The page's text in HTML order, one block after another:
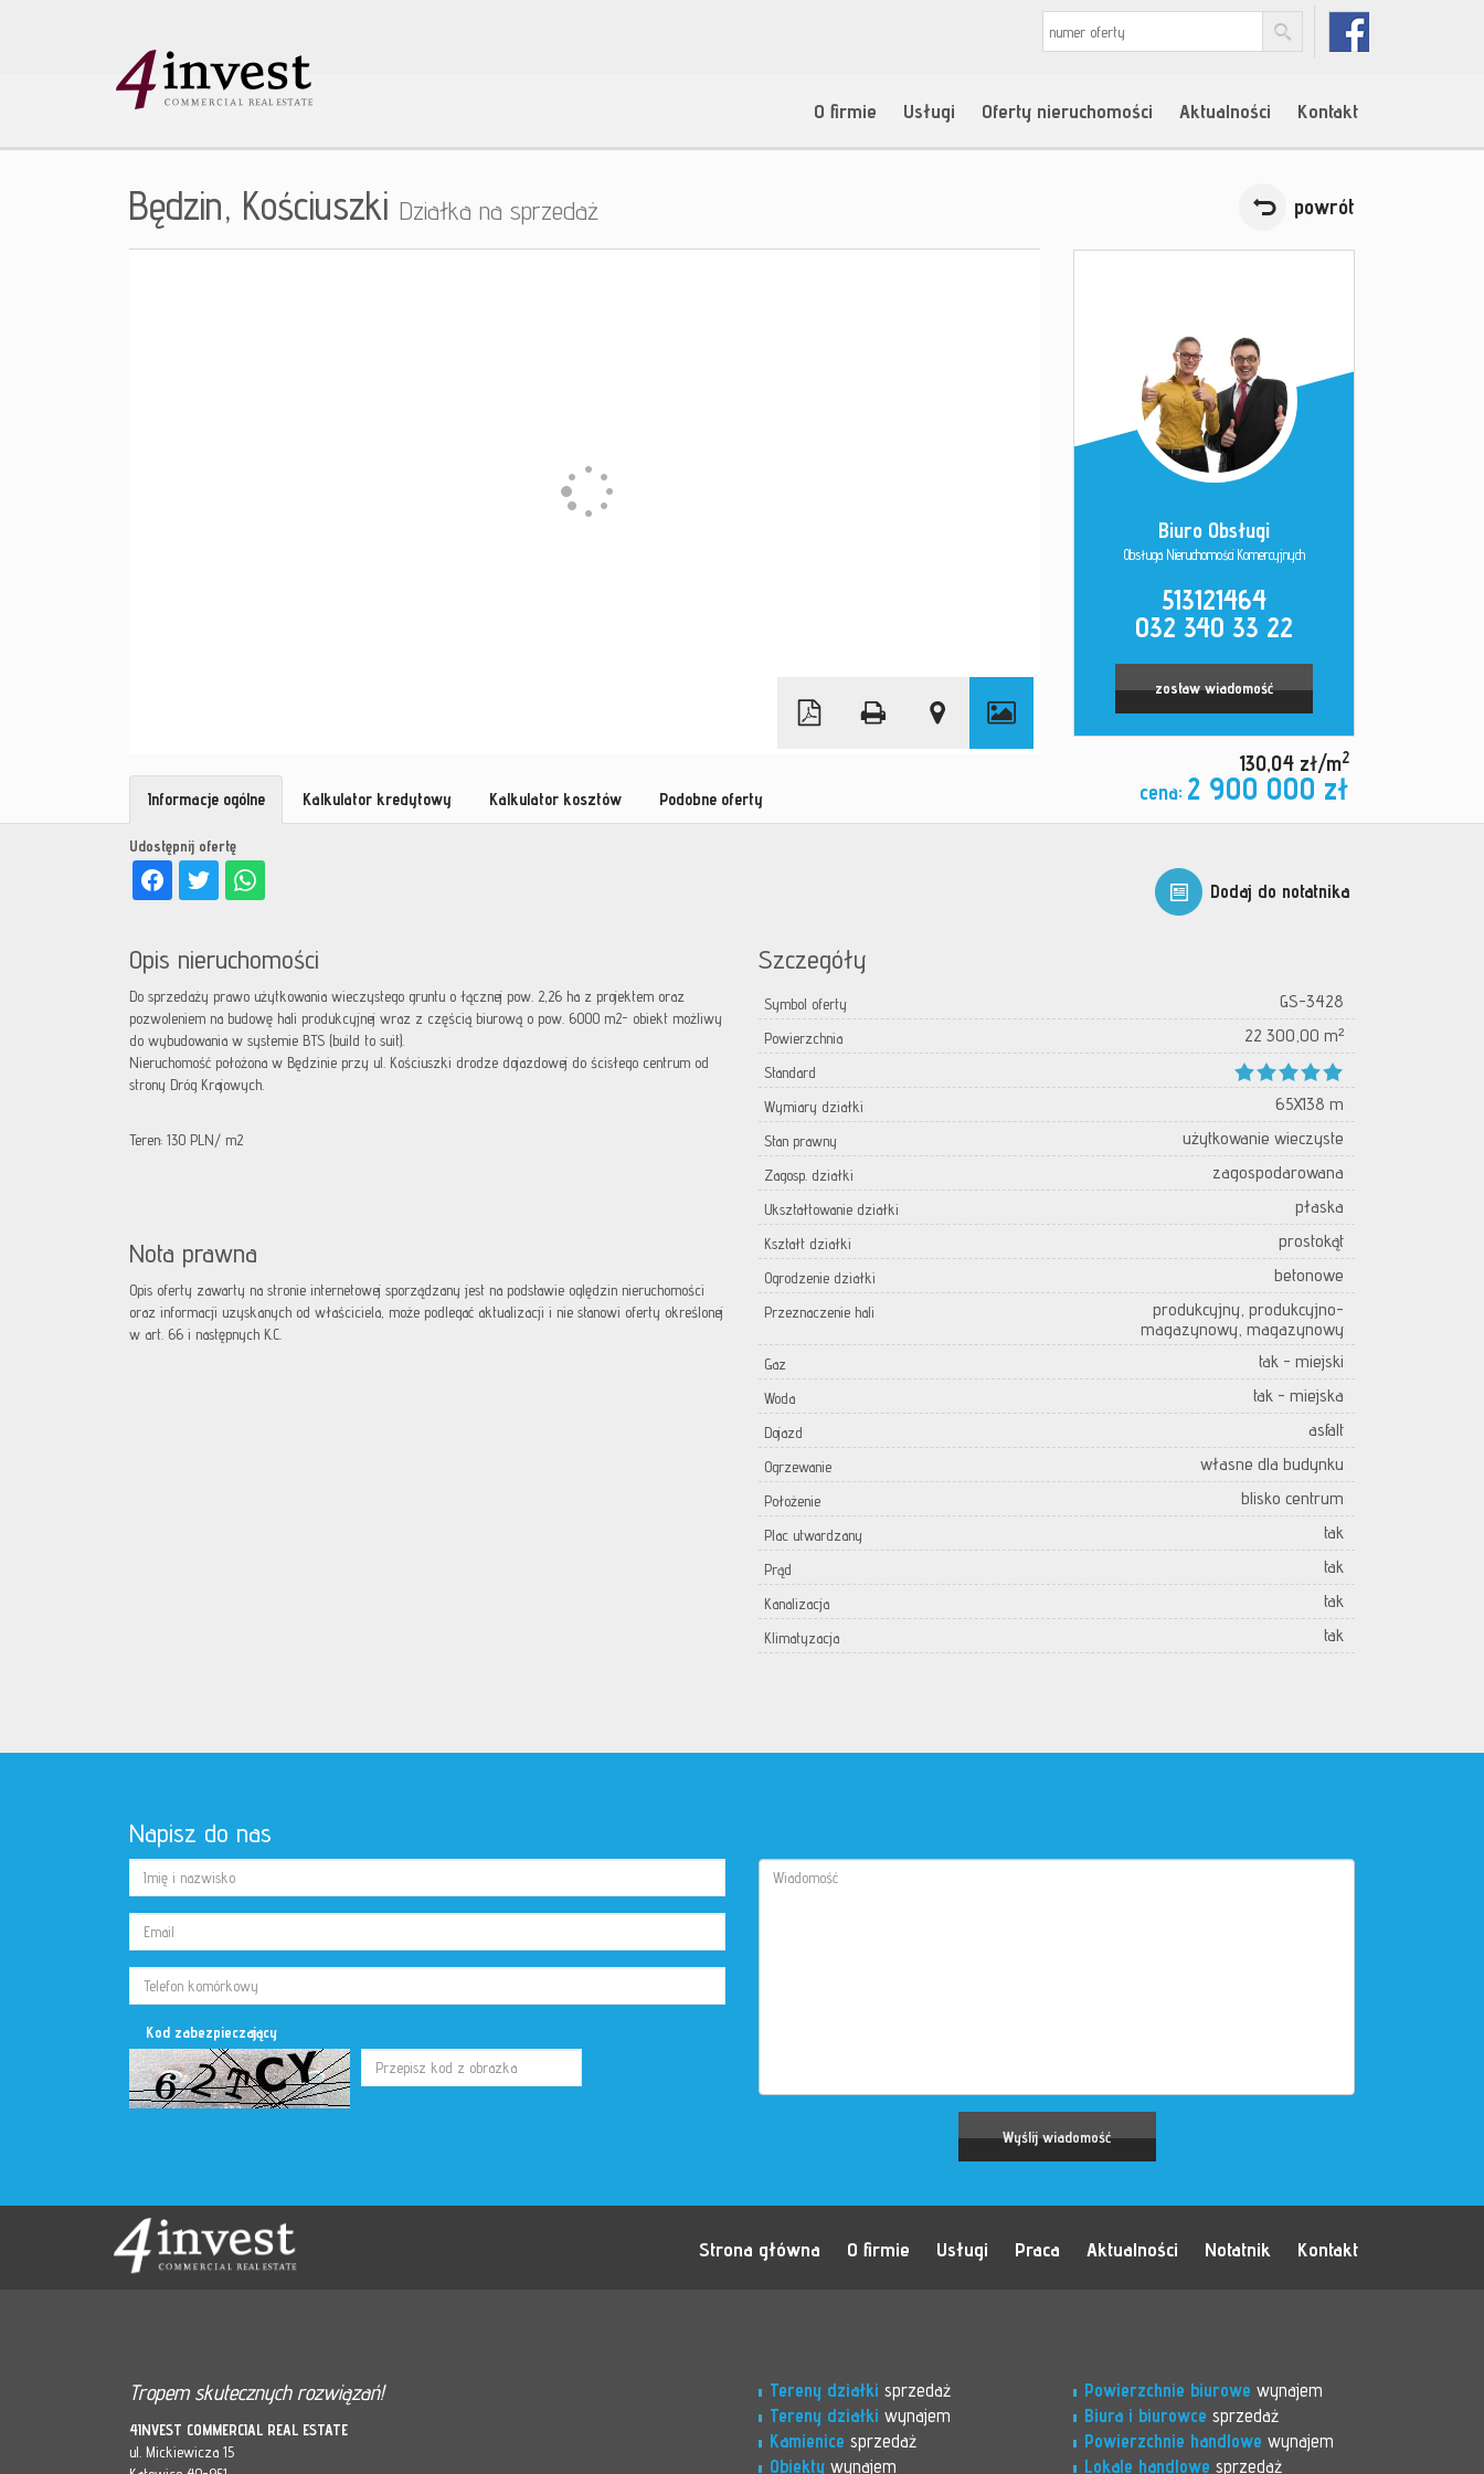
O firmie Usługi Oferty nieruchomości Aktualności Kontakt
Będzin, Kościuszki Działka na sprzedaż powrót
©OpenStreetMap contributors
Biuro Obsługi
Obsługa Nieruchomości Komercyjnych
513121464
032 340 33 22
zostaw wiadomość
130,04 zł/m2
cena: 2 900 000 zł
Dodaj do notatnika
Udostępnij ofertę
Informacje ogólne Kalkulator kredytowy Kalkulator kosztów Podobne oferty
Opis nieruchomości
Do sprzedaży prawo użytkowania wieczystego gruntu o łącznej pow. 2,26 ha z projektem oraz
pozwoleniem na budowę hali produkcyjnej wraz z częścią biurową o pow. 6000 m2- obiekt możliwy
do wybudowania w systemie BTS (build to suit).
Nieruchomość położona w Będzinie przy ul. Kościuszki drodze dojazdowej do ścisłego centrum od
strony Dróg Krajowych.
Teren: 130 PLN/ m2
Nota prawna
Opis oferty zawarty na stronie internetowej sporządzany jest na podstawie oględzin nieruchomości
oraz informacji uzyskanych od właściciela, może podlegać aktualizacji i nie stanowi oferty określonej
w art. 66 i następnych K.C.
Szczegóły
Symbol oferty GS-3428
Powierzchnia 22 300,00 m²
Standard
Wymiary działki
65X138 m
Stan prawny użytkowanie wieczyste
Zagosp. działki zagospodarowana
Ukształtowanie działki płaska
Kształt działki prostokąt
Ogrodzenie działki betonowe
Przeznaczenie hali
produkcyjny, produkcyjno-
magazynowy, magazynowy
Gaz tak - miejski
Woda tak - miejska
Dojazd asfalt
Ogrzewanie własne dla budynku
Położenie blisko centrum
Plac utwardzany tak
Prąd tak
Kanalizacja tak
Klimatyzacja tak
Napisz do nas
Kod zabezpieczający
Strona główna O firmie Usługi Praca Aktualności Notatnik Kontakt
Tropem skutecznych rozwiązań!
4INVEST COMMERCIAL REAL ESTATE
ul. Mickiewicza 15
Tereny działki sprzedaż
Tereny działki wynajem
Kamienice sprzedaż
Obiekty wynajem
Powierzchnie biurowe wynajem
Biura i biurowce sprzedaż
Powierzchnie handlowe wynajem
Lokale handlowe sprzedaż